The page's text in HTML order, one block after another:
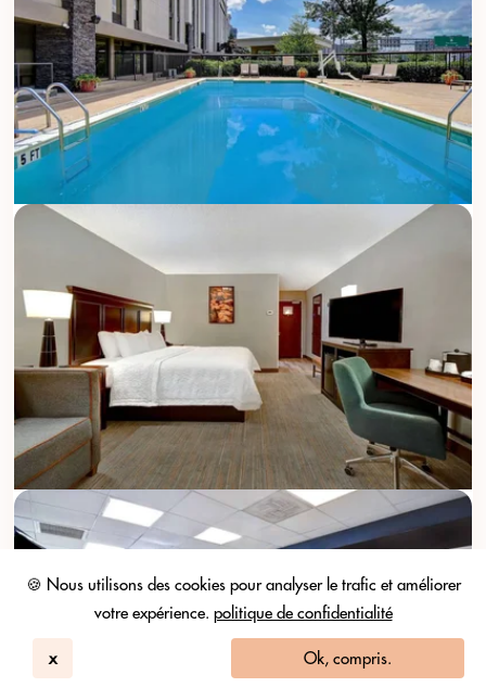
🍪 Nous utilisons des cookies pour analyser le trafic et améliorer
votre expérience. politique de confidentialité
x Ok, compris.